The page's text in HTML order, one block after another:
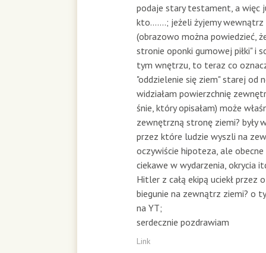
podaje stary testament, a więc
kto.......; jeżeli żyjemy wewnątrz
(obrazowo można powiedzieć,
stronie oponki gumowej piłki" i
tym wnętrzu, to teraz co
"oddzielenie się ziem" starej od
widziałam powierzchnię
śnie, który opisałam) może
zewnętrzną stronę ziemi? były
przez które ludzie wyszli na
oczywiście hipoteza, ale
ciekawe w wydarzenia, okrycia
Hitler z całą ekipą uciekł przez
biegunie na zewnątrz ziemi? o
na YT;
serdecznie pozdrawiam
Link